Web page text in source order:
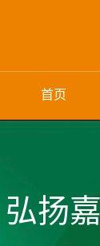
首页
弘扬